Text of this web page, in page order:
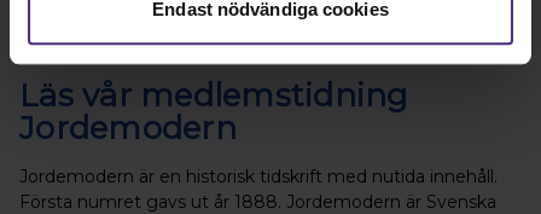
Endast nödvändiga cookies
Läs vår medlemstidning
Jordemodern
Jordemodern är en historisk tidskrift med nutida innehåll.
Första numret gavs ut år 1888. Jordemodern är Svenska